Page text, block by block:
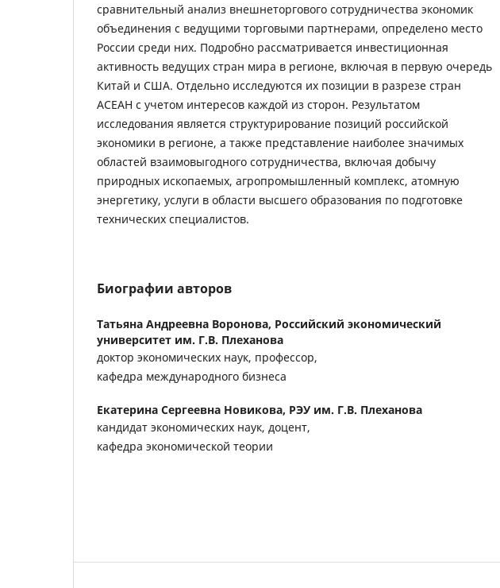
сравнительный анализ внешнеторгового сотрудничества экономик
объединения с ведущими торговыми партнерами, определено место
России среди них. Подробно рассматривается инвестиционная
активность ведущих стран мира в регионе, включая в первую очередь
Китай и США. Отдельно исследуются их позиции в разрезе стран
АСЕАН с учетом интересов каждой из сторон. Результатом
исследования является структурирование позиций российской
экономики в регионе, а также представление наиболее значимых
областей взаимовыгодного сотрудничества, включая добычу
природных ископаемых, агропромышленный комплекс, атомную
энергетику, услуги в области высшего образования по подготовке
технических специалистов.
Биографии авторов
Татьяна Андреевна Воронова, Российский экономический
университет им. Г.В. Плеханова
доктор экономических наук, профессор,
кафедра международного бизнеса
Екатерина Сергеевна Новикова, РЭУ им. Г.В. Плеханова
кандидат экономических наук, доцент,
кафедра экономической теории